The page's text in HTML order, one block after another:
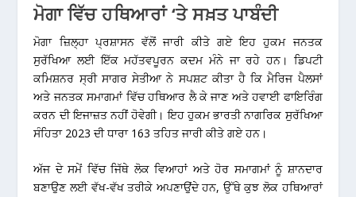
ਮੋਗਾ ਵਿੱਚ ਹਥਿਆਰਾਂ ‘ਤੇ ਸਖ਼ਤ ਪਾਬੰਦੀ
ਮੋਗਾ ਜ਼ਿਲ੍ਹਾ ਪ੍ਰਸ਼ਾਸਨ ਵੱਲੋਂ ਜਾਰੀ ਕੀਤੇ ਗਏ ਇਹ ਹੁਕਮ ਜਨਤਕ
ਸੁਰੱਖਿਆ ਲਈ ਇੱਕ ਮਹੱਤਵਪੂਰਨ ਕਦਮ ਮੰਨੇ ਜਾ ਰਹੇ ਹਨ। ਡਿਪਟੀ
ਕਮਿਸ਼ਨਰ ਸ੍ਰੀ ਸਾਗਰ ਸੇਤੀਆ ਨੇ ਸਪਸ਼ਟ ਕੀਤਾ ਹੈ ਕਿ ਮੈਰਿਜ ਪੈਲਸਾਂ
ਅਤੇ ਜਨਤਕ ਸਮਾਗਮਾਂ ਵਿੱਚ ਹਥਿਆਰ ਲੈ ਕੇ ਜਾਣ ਅਤੇ ਹਵਾਈ ਫਾਇਰਿੰਗ
ਕਰਨ ਦੀ ਇਜਾਜ਼ਤ ਨਹੀਂ ਹੋਵੇਗੀ। ਇਹ ਹੁਕਮ ਭਾਰਤੀ ਨਾਗਰਿਕ ਸੁਰੱਖਿਆ
ਸੰਹਿਤਾ 2023 ਦੀ ਧਾਰਾ 163 ਤਹਿਤ ਜਾਰੀ ਕੀਤੇ ਗਏ ਹਨ।
ਅੱਜ ਦੇ ਸਮੇਂ ਵਿੱਚ ਜਿੱਥੇ ਲੋਕ ਵਿਆਹਾਂ ਅਤੇ ਹੋਰ ਸਮਾਗਮਾਂ ਨੂੰ ਸ਼ਾਨਦਾਰ
ਬਣਾਉਣ ਲਈ ਵੱਖ-ਵੱਖ ਤਰੀਕੇ ਅਪਣਾਉਂਦੇ ਹਨ, ਉੱਥੇ ਕੁਝ ਲੋਕ ਹਥਿਆਰਾਂ